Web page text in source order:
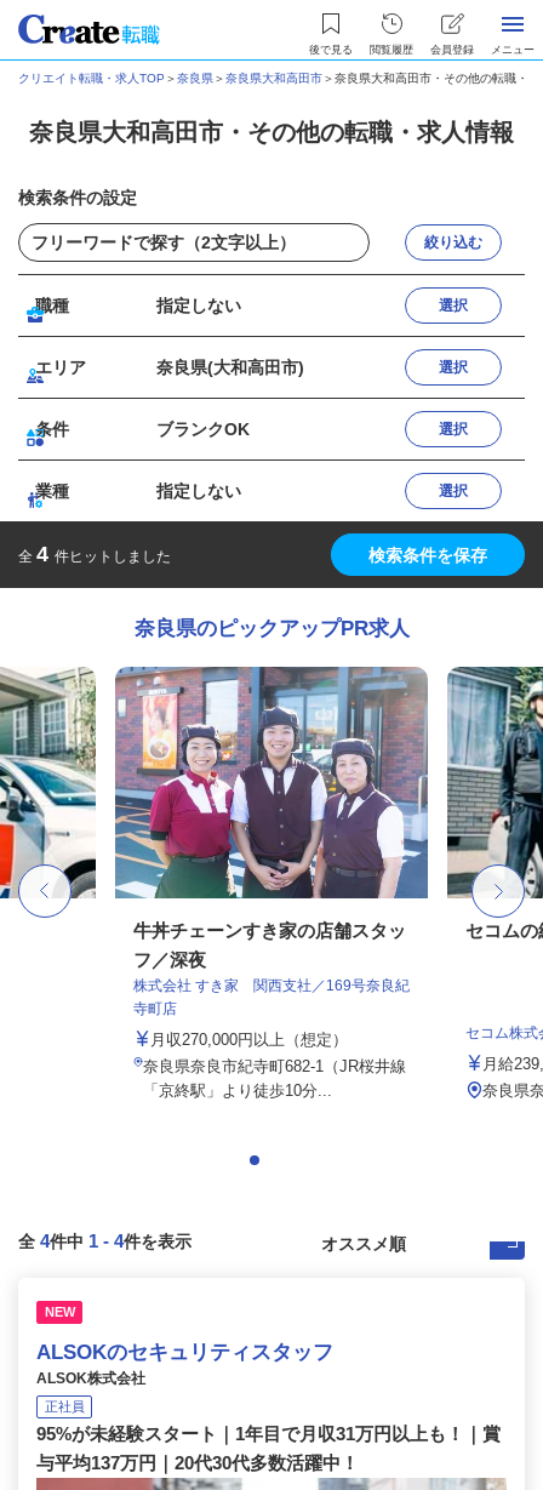
後で見る 閲覧履歴 会員登録 メニュー
クリエイト転職・求人TOP ＞奈良県＞奈良県大和高田市＞奈良県大和高田市・その他の転職・求
奈良県大和高田市・その他の転職・求人情報
検索条件の設定
絞り込む
職種 指定しない 選択
エリア 奈良県(大和高田市) 選択
条件 ブランクOK 選択
業種 指定しない 選択
全 4 件ヒットしました 検索条件を保存
奈良県のピックアップPR求人
牛丼チェーンすき家の店舗スタッ
フ／深夜
株式会社 すき家 関西支社／169号奈良紀
寺町店
月収270,000円以上（想定）
奈良県奈良市紀寺町682-1（JR桜井線
「京終駅」より徒歩10分...
セコムの
セコム株式
月給
奈良県
全 4件中 1 - 4件を表示
NEW
ALSOKのセキュリティスタッフ
ALSOK株式会社
正社員
95%が未経験スタート｜1年目で月収31万円以上も！｜賞
与平均137万円｜20代30代多数活躍中！